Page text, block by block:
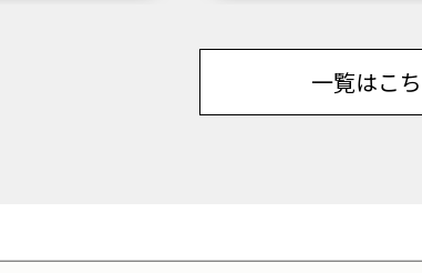
一覧はこ